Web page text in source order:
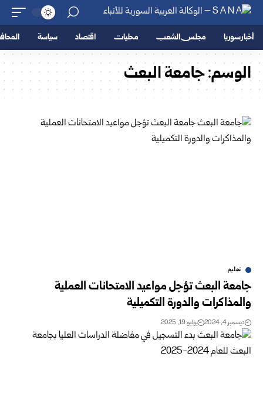
أخبار سوريا مجلس الشعب محليات اقتصاد سياسة
الوسم:جامعة البعث
تعليم
جامعة البعث تؤجل مواعيد الامتحانات العملية
والمذاكرات والدورة التكميلية ‏
ديسمبر 4, 2024 يوليو 19, 2025